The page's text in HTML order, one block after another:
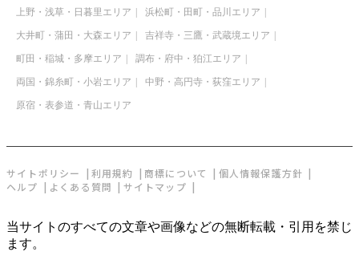
上野・浅草・日暮里エリア 浜松町・田町・品川エリア
大井町・蒲田・大森エリア 吉祥寺・三鷹・武蔵境エリア
町田・稲城・多摩エリア 調布・府中・狛江エリア
両国・錦糸町・小岩エリア 中野・高円寺・荻窪エリア
原宿・表参道・青山エリア
サイトポリシー 利用規約 商標について
個人情報保護方針
ヘルプ
よくある質問 サイトマップ
当サイトのすべての文章や画像などの無断転載・引用を禁じ
ます。